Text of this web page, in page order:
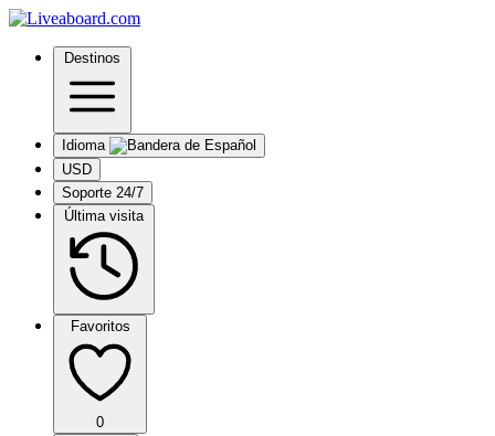
Destinos
Idioma
USD
Soporte 24/7
Última visita
Favoritos
0